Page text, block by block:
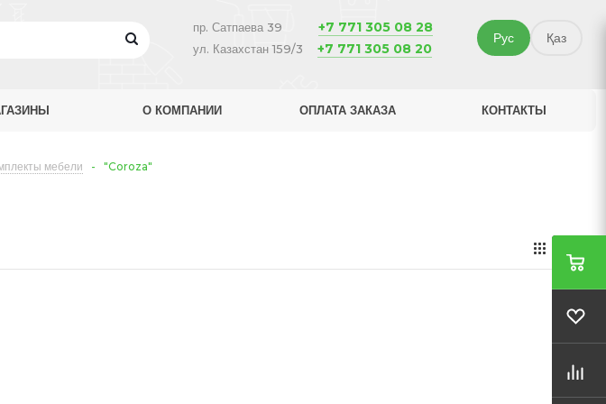
пр. Сатпаева 39 +7 771 305 08 28
ул. Казахстан 159/3 +7 771 305 08 20
Рус Қаз
О КОМПАНИИ ОПЛАТА ЗАКАЗА КОНТАКТЫ
мебели - "Coroza"